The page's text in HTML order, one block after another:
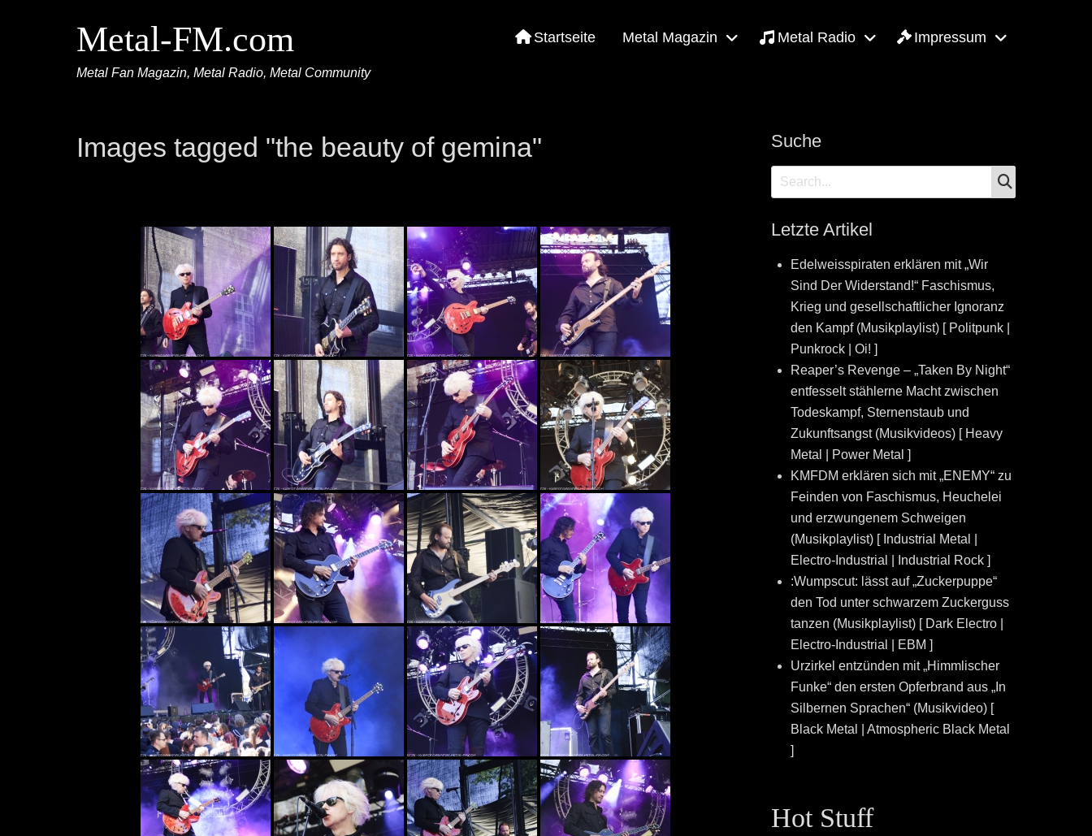
Metal-FM.com
Metal Fan Magazin, Metal Radio, Metal Community
Startseite Metal Magazin Metal Radio Impressum
Images tagged "the beauty of gemina" Suche
Search
for:
Letzte Artikel
Edelweisspiraten erklären mit „Wir
Sind Der Widerstand!“ Faschismus,
Krieg und gesellschaftlicher Ignoranz
den Kampf (Musikplaylist) [ Politpunk |
Punkrock | Oi! ]
Reaper’s Revenge – „Taken By Night“
entfesselt stählerne Macht zwischen
Todeskampf, Sternenstaub und
Zukunftsangst (Musikvideos) [ Heavy
Metal | Power Metal ]
KMFDM erklären sich mit „ENEMY“ zu
Feinden von Faschismus, Heuchelei
und erzwungenem Schweigen
(Musikplaylist) [ Industrial Metal |
Electro-Industrial | Industrial Rock ]
:Wumpscut: lässt auf „Zuckerpuppe“
den Tod unter schwarzem Zuckerguss
tanzen (Musikplaylist) [ Dark Electro |
Electro-Industrial | EBM ]
Urzirkel entzünden mit „Himmlischer
Funke“ den ersten Opferbrand aus „In
Silbernen Sprachen“ (Musikvideo) [
Black Metal | Atmospheric Black Metal
]
Hot Stuff